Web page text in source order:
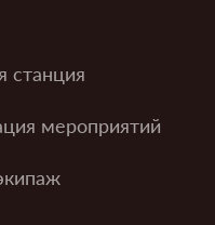
станция
мероприятий